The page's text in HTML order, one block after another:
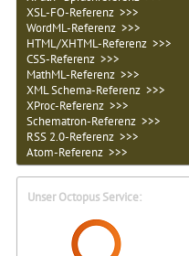
XSL-FO-Referenz >>>
WordML-Referenz >>>
HTML/XHTML-Referenz >>>
CSS-Referenz >>>
MathML-Referenz >>>
XML Schema-Referenz >>>
XProc-Referenz >>>
Schematron-Referenz >>>
RSS 2.0-Referenz >>>
Atom-Referenz >>>
Unser Octopus Service: